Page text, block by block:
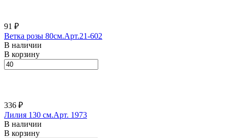
91 ₽
Ветка розы 80см.Арт.21-602
В наличии
В корзину
336 ₽
Лилия 130 см.Арт. 1973
В наличии
В корзину